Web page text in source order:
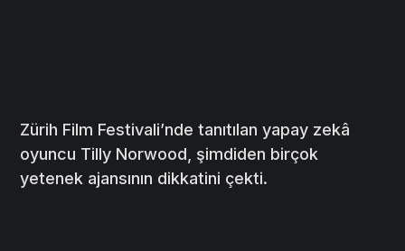
Zürih Film Festivali’nde tanıtılan yapay zekâ
oyuncu Tilly Norwood, şimdiden birçok
yetenek ajansının dikkatini çekti.